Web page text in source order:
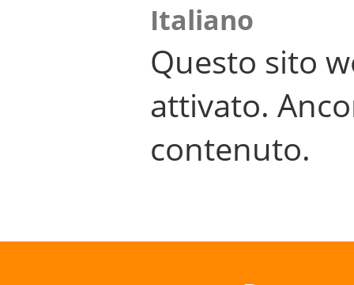
Italiano
Questo sito
attivato.
contenuto.